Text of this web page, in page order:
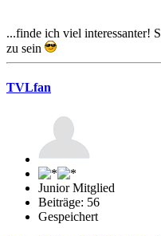
...finde ich viel interessanter!
zu sein
TVLfan
Junior Mitglied
Beiträge: 56
Gespeichert